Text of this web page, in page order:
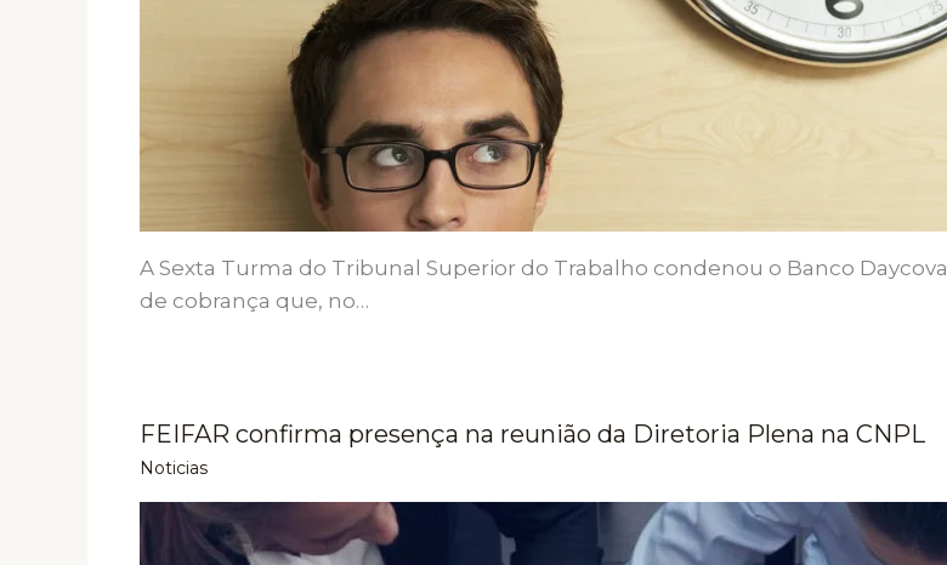
A Sexta Turma do Tribunal Superior do Trabalho condenou o Banco
de cobrança que, no…
FEIFAR confirma presença na reunião da Diretoria Plena na CNPL
Noticias